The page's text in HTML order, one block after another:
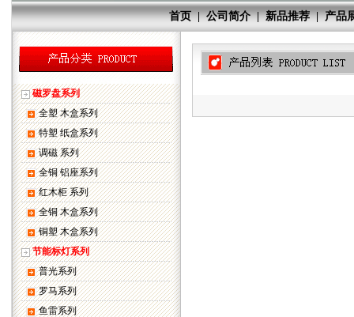
首页|公司简介|新品推荐|产品
磁罗盘系列
全塑 木盒系列
特塑 纸盒系列
调磁 系列
全铜 铝座系列
红木柜 系列
全铜 木盒系列
铜塑 木盒系列
节能标灯系列
普光系列
罗马系列
鱼雷系列